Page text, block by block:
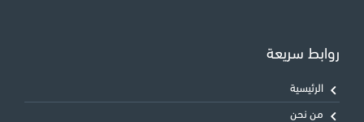
روابط سريعة
الرئيسية
من نحن